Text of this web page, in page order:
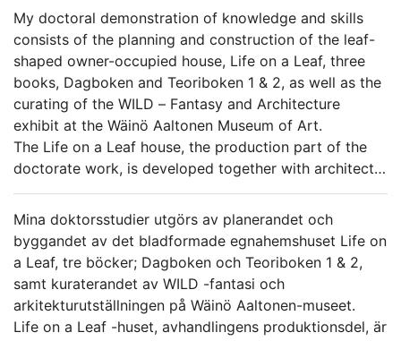
vuonna 2004. Maatyöt tehtiin vuonna 2005, ja vuonna
2006 aloitettiin talon rakentaminen, joka saatetaan
päätökseen kesällä 2009.
Tutkin arkkitehtuurin ja taiteen välistä rajapintaa ja
samanaikaisesti myös mahdollisuuksia rakentaa talo
henkilökohtaisen unelman pohjalta. Miltä näyttää
nykyaikana talo, jonka rakentamisen taustalla on tarve
koristella se ornamentein ja taideteoksin? Miten
luontoa voidaan ilmaista talossa? Voiko rakennuksessa
lopputulos näyttää, kun yhteistyötä tekevät
tasavertaisesti sekä taiteilija että arkkitehti? Voiko
kuvassa asua? Mikä on ornamentiikan rooli
”mentaalisten tilojen” luomisessa? Pyrin vastaamaan
näihin kysymyksiin opin- ja taidonnäytteessäni.
My doctoral demonstration of knowledge and skills
consists of the planning and construction of the leaf-
shaped owner-occupied house, Life on a Leaf, three
books, Dagboken and Teoriboken 1 & 2, as well as the
curating of the WILD – Fantasy and Architecture
exhibit at the Wäinö Aaltonen Museum of Art.
The Life on a Leaf house, the production part of the
doctorate work, is developed together with architect
Erkki Pitkäranta and is built at Hirvensalo in Turku. The
planning of the house began in 1999; the building
permit was obtained in 2004. In 2005, the ground
work was done and in 2006 the building of the house
began; it will be ready in the summer of 2009.
I am exploring the interface between architecture and
art, and at the same time, the opportunities to build a
Mina doktorsstudier utgörs av planerandet och
byggandet av det bladformade egnahemshuset Life on
a Leaf, tre böcker; Dagboken och Teoriboken 1 & 2,
samt kuraterandet av WILD -fantasi och
arkitekturutställningen på Wäinö Aaltonen-museet.
Life on a Leaf -huset, avhandlingens produktionsdel, är